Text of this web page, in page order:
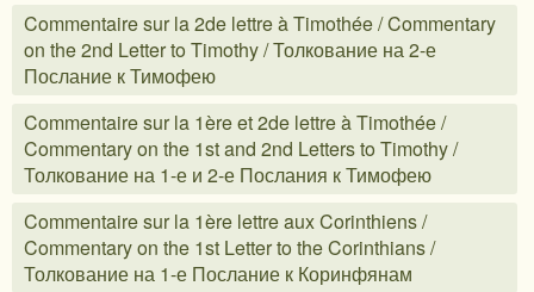
Commentaire sur la 2de lettre à Timothée / Commentary
on the 2nd Letter to Timothy / Толкование на 2-е
Послание к Тимофею
Commentaire sur la 1ère et 2de lettre à Timothée /
Commentary on the 1st and 2nd Letters to Timothy /
Толкование на 1-е и 2-е Послания к Тимофею
Commentaire sur la 1ère lettre aux Corinthiens /
Commentary on the 1st Letter to the Corinthians /
Толкование на 1-е Послание к Коринфянам